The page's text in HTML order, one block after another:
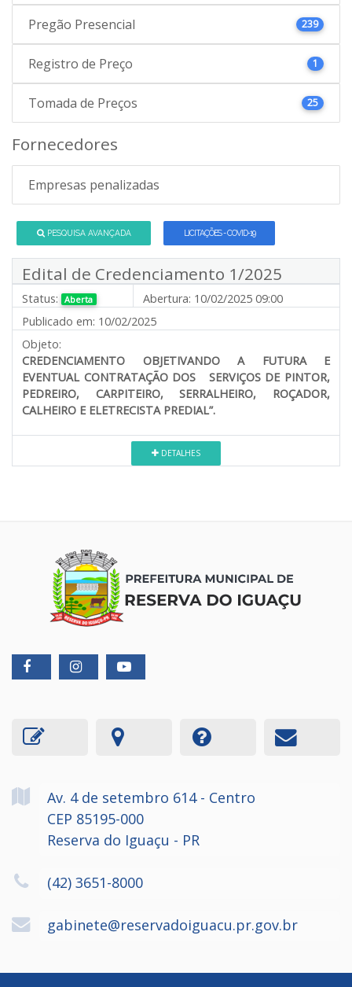
Pregão Presencial 239
Registro de Preço 1
Tomada de Preços 25
Fornecedores
Empresas penalizadas
PESQUISA AVANÇADA LICITAÇÕES - COVID-19
Edital de Credenciamento 1/2025
Status: Aberta Abertura: 10/02/2025 09:00
Publicado em: 10/02/2025
Objeto:
CREDENCIAMENTO OBJETIVANDO A FUTURA E
EVENTUAL CONTRATAÇÃO DOS SERVIÇOS DE PINTOR,
PEDREIRO, CARPITEIRO, SERRALHEIRO, ROÇADOR,
CALHEIRO E ELETRECISTA PREDIAL”.
DETALHES
Av. 4 de setembro 614 - Centro
CEP 85195-000
Reserva do Iguaçu - PR
(42) 3651-8000
gabinete@reservadoiguacu.pr.gov.br